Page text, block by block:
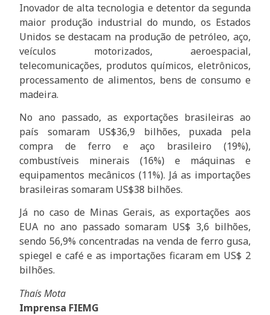
Inovador de alta tecnologia e detentor da segunda
maior produção industrial do mundo, os Estados
Unidos se destacam na produção de petróleo, aço,
veículos motorizados, aeroespacial,
telecomunicações, produtos químicos, eletrônicos,
processamento de alimentos, bens de consumo e
madeira.
No ano passado, as exportações brasileiras ao
país somaram US$36,9 bilhões, puxada pela
compra de ferro e aço brasileiro (19%),
combustíveis minerais (16%) e máquinas e
equipamentos mecânicos (11%). Já as importações
brasileiras somaram US$38 bilhões.
Já no caso de Minas Gerais, as exportações aos
EUA no ano passado somaram US$ 3,6 bilhões,
sendo 56,9% concentradas na venda de ferro gusa,
spiegel e café e as importações ficaram em US$ 2
bilhões.
Thaís Mota
Imprensa FIEMG